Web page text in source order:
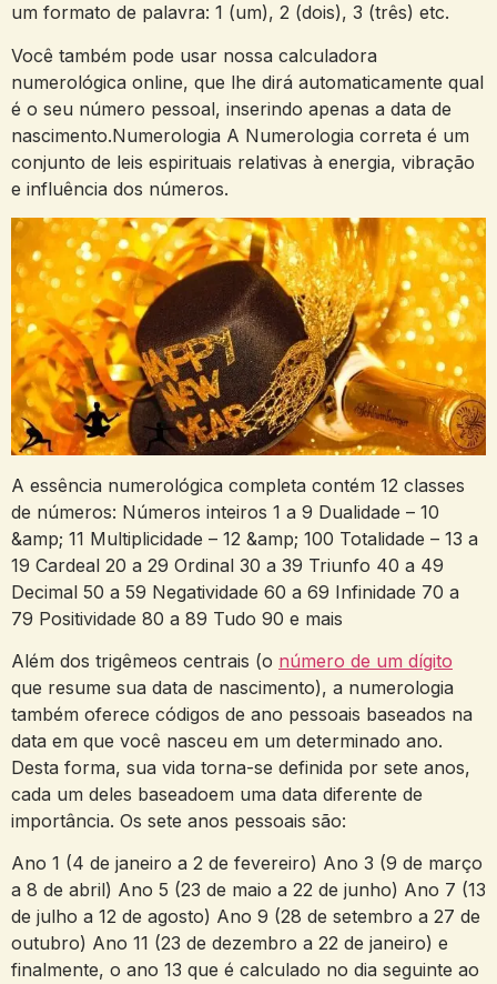
um formato de palavra: 1 (um), 2 (dois), 3 (três) etc.
Você também pode usar nossa calculadora
numerológica online, que lhe dirá automaticamente qual
é o seu número pessoal, inserindo apenas a data de
nascimento.Numerologia A Numerologia correta é um
conjunto de leis espirituais relativas à energia, vibração
e influência dos números.
A essência numerológica completa contém 12 classes
de números: Números inteiros 1 a 9 Dualidade – 10
&amp; 11 Multiplicidade – 12 &amp; 100 Totalidade – 13 a
19 Cardeal 20 a 29 Ordinal 30 a 39 Triunfo 40 a 49
Decimal 50 a 59 Negatividade 60 a 69 Infinidade 70 a
79 Positividade 80 a 89 Tudo 90 e mais
Além dos trigêmeos centrais (o número de um dígito
que resume sua data de nascimento), a numerologia
também oferece códigos de ano pessoais baseados na
data em que você nasceu em um determinado ano.
Desta forma, sua vida torna-se definida por sete anos,
cada um deles baseadoem uma data diferente de
importância. Os sete anos pessoais são:
Ano 1 (4 de janeiro a 2 de fevereiro) Ano 3 (9 de março
a 8 de abril) Ano 5 (23 de maio a 22 de junho) Ano 7 (13
de julho a 12 de agosto) Ano 9 (28 de setembro a 27 de
outubro) Ano 11 (23 de dezembro a 22 de janeiro) e
finalmente, o ano 13 que é calculado no dia seguinte ao